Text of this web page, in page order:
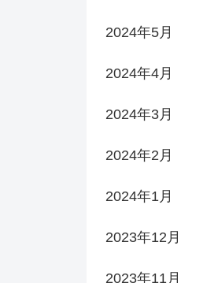
2024年5月
2024年4月
2024年3月
2024年2月
2024年1月
2023年12月
2023年11月